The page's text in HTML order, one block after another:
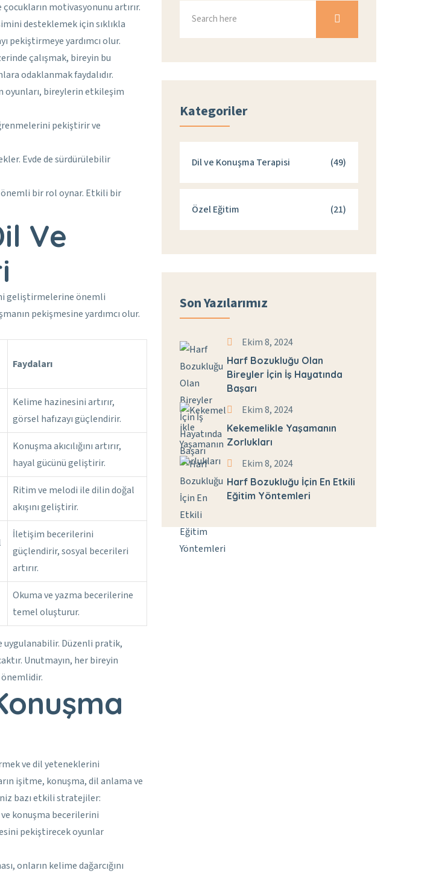
motivasyonunu artırır.
desteklemek için sıklıkla
pekiştirmeye yardımcı olur.
çalışmak, bireyin bu
odaklanmak faydalıdır.
oyunları, bireylerin etkileşim
pekiştirir ve
Evde de sürdürülebilir
bir rol oynar. Etkili bir
Ve
geliştirmelerine önemli
pekişmesine yardımcı olur.
Faydaları
Kelime hazinesini artırır,
görsel hafızayı güçlendirir.
Konuşma akıcılığını artırır,
hayal gücünü geliştirir.
Ritim ve melodi ile dilin doğal
akışını geliştirir.
İletişim becerilerini
güçlendirir, sosyal becerileri
artırır.
Okuma ve yazma becerilerine
temel oluşturur.
uygulanabilir. Düzenli pratik,
Unutmayın, her bireyin
ve dil yeteneklerini
işitme, konuşma, dil anlama ve
bazı etkili stratejiler:
konuşma becerilerini
pekiştirecek oyunlar
onların kelime dağarcığını
Kategoriler
Dil ve Konuşma Terapisi (49)
Özel Eğitim (21)
Son Yazılarımız
Ekim 8, 2024
Harf Bozukluğu Olan
Bireyler İçin İş Hayatında
Başarı
Ekim 8, 2024
Kekemelikle Yaşamanın
Zorlukları
Ekim 8, 2024
Harf Bozukluğu İçin En Etkili
Eğitim Yöntemleri